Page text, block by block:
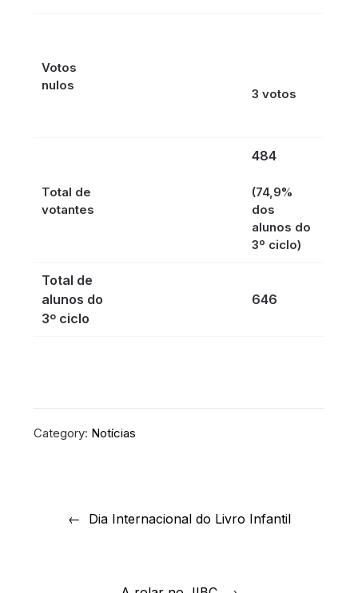
Votos
nulos
3 votos
Total de
votantes
484
(74,9%
dos
alunos do
3º ciclo)
Total de
alunos do
3º ciclo
646
Category: Notícias
Dia Internacional do Livro Infantil